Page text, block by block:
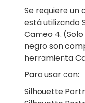
Se requiere un
está utilizando
Cameo 4.
negro son
herramienta
Para usar con:
Silhouette